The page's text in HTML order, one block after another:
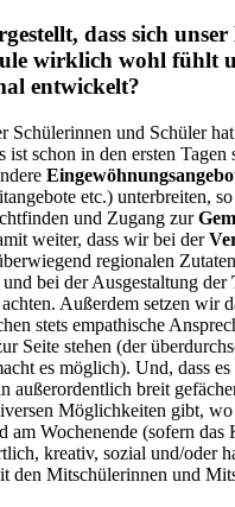
dass sich
wirklich wohl fühlt
entwickelt?
Schülerinnen und Schüler
ist schon in den ersten Tagen
etc.) unterbreiten, so
und Zugang zur
weiter, dass wir bei der
regionalen
bei der Ausgestaltung der
Außerdem setzen wir
stets empathische
Seite stehen (der
es möglich). Und, dass
außerordentlich breit
Möglichkeiten gibt, wo
am Wochenende (sofern das
kreativ, sozial und/oder
den Mitschülerinnen und